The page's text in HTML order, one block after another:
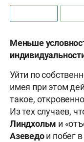
Меньше
Уйти по
имея при этом
такое,
Из тех случаев,
Линдхольм и
Азеведои побег